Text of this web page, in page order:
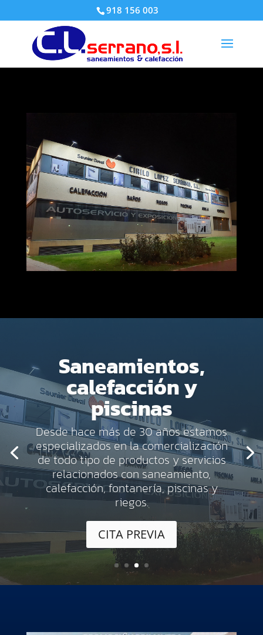
918 156 003
REPARTO A
DOMICILIO
Contamos con flota de vehiculos,
consultar condiciones del servicio
HACER PEDIDO